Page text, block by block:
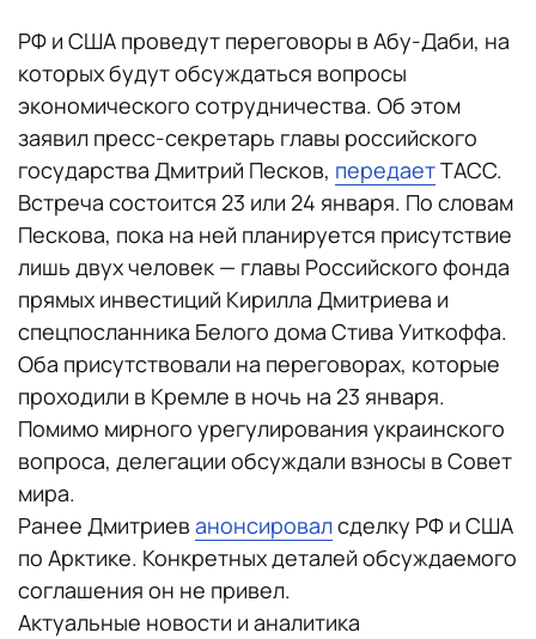
РФ и США проведут переговоры в Абу-Даби, на
которых будут обсуждаться вопросы
экономического сотрудничества. Об этом
заявил пресс-секретарь главы российского
государства Дмитрий Песков, передаетТАСС.
Встреча состоится 23 или 24 января. По словам
Пескова, пока на ней планируется присутствие
лишь двух человек — главы Российского фонда
прямых инвестиций Кирилла Дмитриева и
спецпосланника Белого дома Стива Уиткоффа.
Оба присутствовали на переговорах, которые
проходили в Кремле в ночь на 23 января.
Помимо мирного урегулирования украинского
вопроса, делегации обсуждали взносы в Совет
мира.
Ранее Дмитриев анонсировалсделку РФ и США
по Арктике. Конкретных деталей обсуждаемого
соглашения он не привел.
Актуальные новости и аналитика